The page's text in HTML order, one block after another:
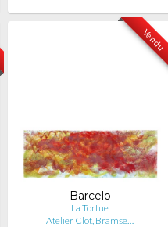
Vendu
Barcelo
La Tortue
Atelier Clot, Bramse…